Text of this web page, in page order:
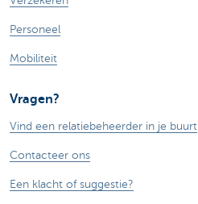
Personeel
Mobiliteit
Vragen?
Vind een relatiebeheerder in je buurt
Contacteer ons
Een klacht of suggestie?